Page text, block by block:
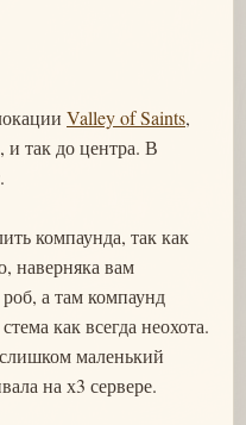
Valley of Saints,
и так до центра. В
компаунда, так как
наверняка вам
а там компаунд
как всегда неохота.
маленький
на х3 сервере.